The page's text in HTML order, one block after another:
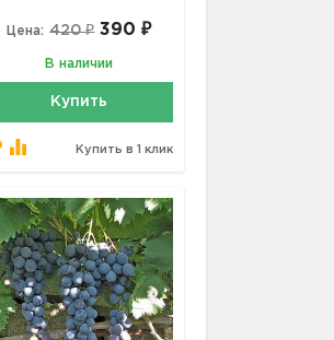
Цена: 420 ₽ 390 ₽
В наличии
Купить
Купить в 1 клик